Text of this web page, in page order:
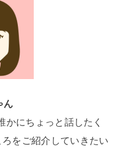
ん
かにちょっと話したく
をご紹介していきたい